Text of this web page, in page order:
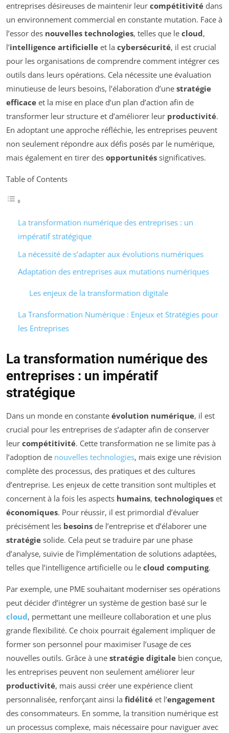
entreprises désireuses de maintenir leur compétitivité dans
un environnement commercial en constante mutation. Face à
l’essor des nouvelles technologies, telles que le cloud,
l’intelligence artificielle et la cybersécurité, il est crucial
pour les organisations de comprendre comment intégrer ces
outils dans leurs opérations. Cela nécessite une évaluation
minutieuse de leurs besoins, l’élaboration d’une stratégie
efficace et la mise en place d’un plan d’action afin de
transformer leur structure et d’améliorer leur productivité.
En adoptant une approche réfléchie, les entreprises peuvent
non seulement répondre aux défis posés par le numérique,
mais également en tirer des opportunités significatives.
Table of Contents
La transformation numérique des entreprises : un
impératif stratégique
La nécessité de s’adapter aux évolutions numériques
Adaptation des entreprises aux mutations numériques
Les enjeux de la transformation digitale
La Transformation Numérique : Enjeux et Stratégies pour
les Entreprises
La transformation numérique des
entreprises : un impératif
stratégique
Dans un monde en constante évolution numérique, il est
crucial pour les entreprises de s’adapter afin de conserver
leur compétitivité. Cette transformation ne se limite pas à
l’adoption de nouvelles technologies, mais exige une révision
complète des processus, des pratiques et des cultures
d’entreprise. Les enjeux de cette transition sont multiples et
concernent à la fois les aspects humains, technologiques et
économiques. Pour réussir, il est primordial d’évaluer
précisément les besoins de l’entreprise et d’élaborer une
stratégie solide. Cela peut se traduire par une phase
d’analyse, suivie de l’implémentation de solutions adaptées,
telles que l’intelligence artificielle ou le cloud computing.
Par exemple, une PME souhaitant moderniser ses opérations
peut décider d’intégrer un système de gestion basé sur le
cloud, permettant une meilleure collaboration et une plus
grande flexibilité. Ce choix pourrait également impliquer de
former son personnel pour maximiser l’usage de ces
nouvelles outils. Grâce à une stratégie digitale bien conçue,
les entreprises peuvent non seulement améliorer leur
productivité, mais aussi créer une expérience client
personnalisée, renforçant ainsi la fidélité et l’engagement
des consommateurs. En somme, la transition numérique est
un processus complexe, mais nécessaire pour naviguer avec